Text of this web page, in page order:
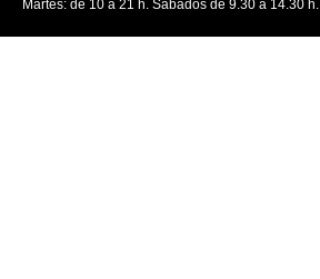
Martes: de 10 a 21 h. Sábados de 9.30 a 14.30 h.